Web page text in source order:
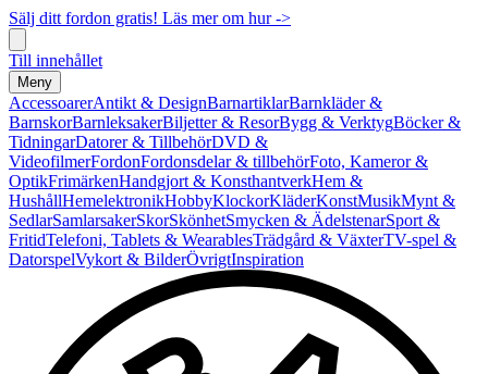
Sälj ditt fordon gratis! Läs mer om hur ->
Till innehållet
Meny
AccessoarerAntikt & DesignBarnartiklarBarnkläder &
BarnskorBarnleksakerBiljetter & ResorBygg & VerktygBöcker &
TidningarDatorer & TillbehörDVD &
VideofilmerFordonFordonsdelar & tillbehörFoto, Kameror &
OptikFrimärkenHandgjort & KonsthantverkHem &
HushållHemelektronikHobbyKlockorKläderKonstMusikMynt &
SedlarSamlarsakerSkorSkönhetSmycken & ÄdelstenarSport &
FritidTelefoni, Tablets & WearablesTrädgård & VäxterTV-spel &
DatorspelVykort & BilderÖvrigtInspiration